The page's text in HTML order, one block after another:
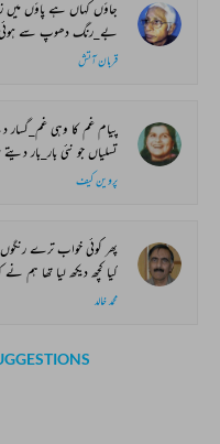
جاؤں کہاں ہے پاؤں میں
بے_رنگ دھوپ سے ہوئی
قربان آتش
پیام غم کا وہی غم_گسار
تسلیاں جو نئی بار_بار دیتے
پروین کیف
پھر کوئی خواب ترے
کیا کچھ دیکھ لیا تھا ہم نے
محمد خالد